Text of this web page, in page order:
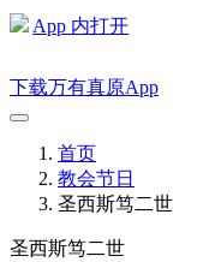
App 内打开
下载万有真原App
首页
教会节日
圣西斯笃二世
圣西斯笃二世